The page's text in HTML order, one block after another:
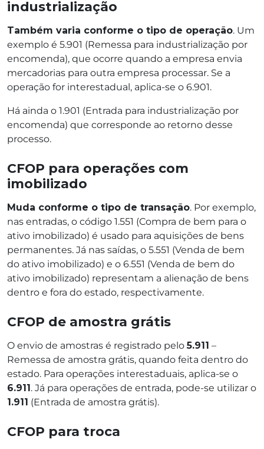
industrialização
Também varia conforme o tipo de operação. Um
exemplo é 5.901 (Remessa para industrialização por
encomenda), que ocorre quando a empresa envia
mercadorias para outra empresa processar. Se a
operação for interestadual, aplica-se o 6.901.
Há ainda o 1.901 (Entrada para industrialização por
encomenda) que corresponde ao retorno desse
processo.
CFOP para operações com
imobilizado
Muda conforme o tipo de transação. Por exemplo,
nas entradas, o código 1.551 (Compra de bem para o
ativo imobilizado) é usado para aquisições de bens
permanentes. Já nas saídas, o 5.551 (Venda de bem
do ativo imobilizado) e o 6.551 (Venda de bem do
ativo imobilizado) representam a alienação de bens
dentro e fora do estado, respectivamente.
CFOP de amostra grátis
O envio de amostras é registrado pelo5.911 –
Remessa de amostra grátis, quando feita dentro do
estado. Para operações interestaduais, aplica-se o
6.911 . Já para operações de entrada, pode-se utilizar o
1.911 (Entrada de amostra grátis).
CFOP para troca